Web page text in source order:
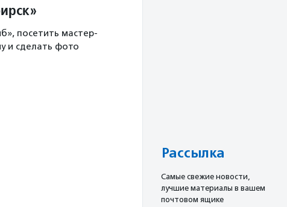
посетить мастер-
и сделать фото
Рассылка
Cамые свежие новости,
лучшие материалы в вашем
почтовом ящике